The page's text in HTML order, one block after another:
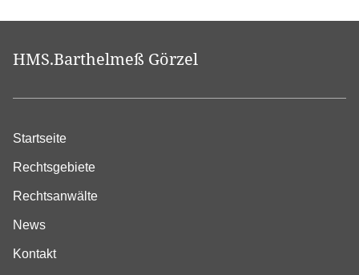
HMS.Barthelmeß Görzel
Startseite
Rechtsgebiete
Rechtsanwälte
News
Kontakt